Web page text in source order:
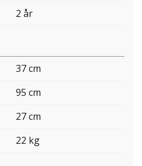
2 år
37 cm
95 cm
27 cm
22 kg